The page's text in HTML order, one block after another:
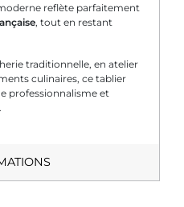
reflète parfaitement
, tout en restant
traditionnelle, en atelier
culinaires, ce tablier
professionnalisme et